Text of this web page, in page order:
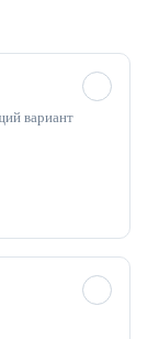
вариант